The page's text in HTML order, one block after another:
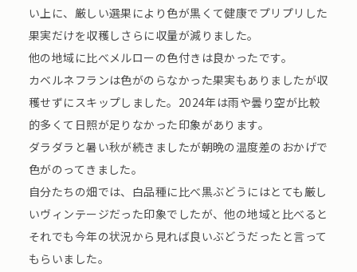
い上に、厳しい選果により色が黒くて健康でプリプリした
果実だけを収穫しさらに収量が減りました。
他の地域に比べメルローの色付きは良かったです。
カベルネフランは色がのらなかった果実もありましたが収
穫せずにスキップしました。2024年は雨や曇り空が比較
的多くて日照が足りなかった印象があります。
ダラダラと暑い秋が続きましたが朝晩の温度差のおかげで
色がのってきました。
自分たちの畑では、白品種に比べ黒ぶどうにはとても厳し
いヴィンテージだった印象でしたが、他の地域と比べると
それでも今年の状況から見れば良いぶどうだったと言って
もらいました。